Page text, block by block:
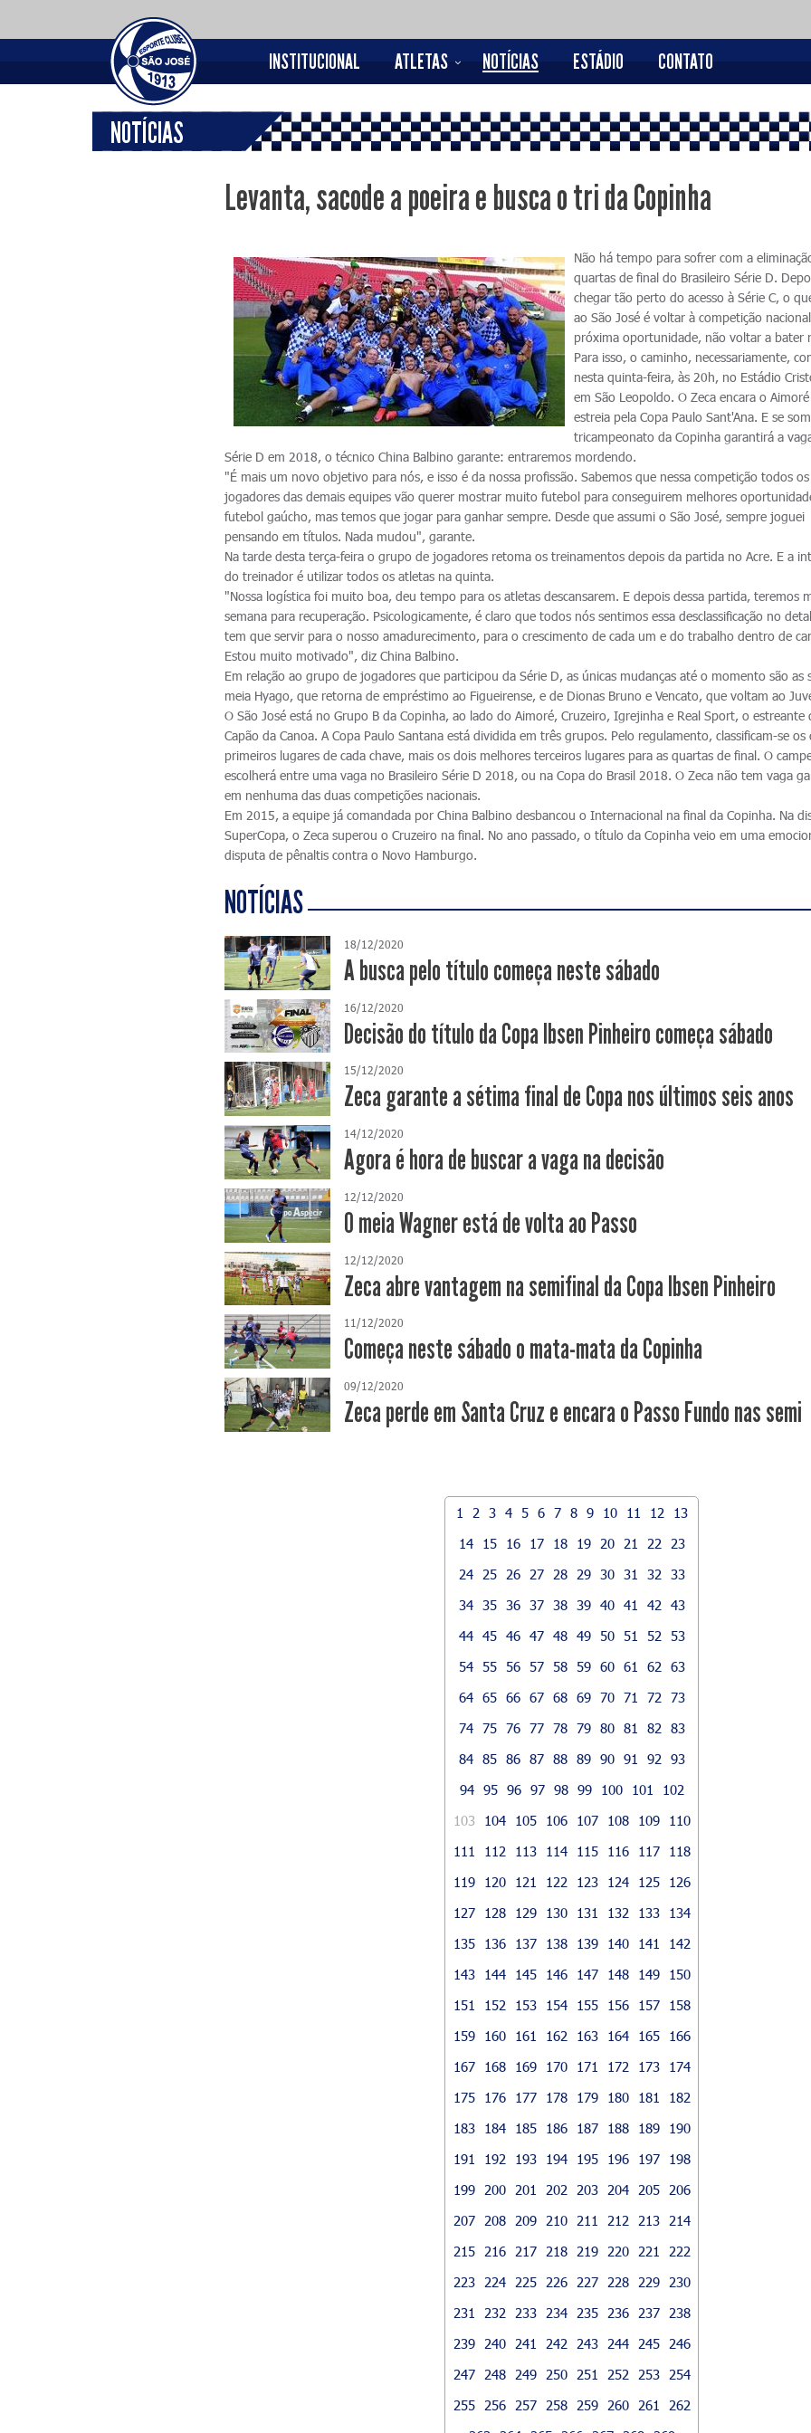
INSTITUCIONAL ATLETAS NOTÍCIAS ESTÁDIO CONTATO
NOTÍCIAS
Levanta, sacode a poeira e busca o tri da Copinha
Não há tempo para sofrer com a
quartas de final do Brasileiro Série D.
chegar tão perto do acesso à Série C, o
ao São José é voltar à competição
próxima oportunidade, não voltar a bater
Para isso, o caminho, necessariamente,
nesta quinta-feira, às 20h, no Estádio
em São Leopoldo. O Zeca encara o
estreia pela Copa Paulo Sant'Ana. E se
tricampeonato da Copinha garantirá a
Série D em 2018, o técnico China Balbino garante: entraremos mordendo.
"É mais um novo objetivo para nós, e isso é da nossa profissão. Sabemos que nessa competição todos os
jogadores das demais equipes vão querer mostrar muito futebol para conseguirem melhores
futebol gaúcho, mas temos que jogar para ganhar sempre. Desde que assumi o São José, sempre joguei
pensando em títulos. Nada mudou", garante.
Na tarde desta terça-feira o grupo de jogadores retoma os treinamentos depois da partida no Acre. E a
do treinador é utilizar todos os atletas na quinta.
"Nossa logística foi muito boa, deu tempo para os atletas descansarem. E depois dessa partida, teremos
semana para recuperação. Psicologicamente, é claro que todos nós sentimos essa desclassificação no
tem que servir para o nosso amadurecimento, para o crescimento de cada um e do trabalho dentro de
Estou muito motivado", diz China Balbino.
Em relação ao grupo de jogadores que participou da Série D, as únicas mudanças até o momento são as
meia Hyago, que retorna de empréstimo ao Figueirense, e de Dionas Bruno e Vencato, que voltam ao
O São José está no Grupo B da Copinha, ao lado do Aimoré, Cruzeiro, Igrejinha e Real Sport, o estreante
Capão da Canoa. A Copa Paulo Santana está dividida em três grupos. Pelo regulamento, classificam-se os
primeiros lugares de cada chave, mais os dois melhores terceiros lugares para as quartas de final. O
escolherá entre uma vaga no Brasileiro Série D 2018, ou na Copa do Brasil 2018. O Zeca não tem vaga
em nenhuma das duas competições nacionais.
Em 2015, a equipe já comandada por China Balbino desbancou o Internacional na final da Copinha. Na
SuperCopa, o Zeca superou o Cruzeiro na final. No ano passado, o título da Copinha veio em uma
disputa de pênaltis contra o Novo Hamburgo.
NOTÍCIAS
18/12/2020
A busca pelo título começa neste sábado
16/12/2020
Decisão do título da Copa Ibsen Pinheiro começa sábado
15/12/2020
Zeca garante a sétima final de Copa nos últimos seis anos
14/12/2020
Agora é hora de buscar a vaga na decisão
12/12/2020
O meia Wagner está de volta ao Passo
12/12/2020
Zeca abre vantagem na semifinal da Copa Ibsen Pinheiro
11/12/2020
Começa neste sábado o mata-mata da Copinha
09/12/2020
Zeca perde em Santa Cruz e encara o Passo Fundo nas semi
1 2 3 4 5 6 7 8 9 10 11 12
13
14
15 16 17 18 19 20 21 22
23
24
25 26 27 28 29 30 31 32
33
34 35 36 37 38 39 40 41 42
43
44 45 46 47 48 49 50 51 52
53
54 55 56 57 58 59 60 61 62
63
64 65 66 67 68 69 70 71 72
73
74 75 76 77 78 79 80 81 82
83
84 85 86 87 88 89 90 91 92
93
94 95 96 97 98 99 100 101
102
103
104 105 106 107 108 109
110
111
112 113 114 115 116 117
118
119
120 121 122 123 124 125
126
127
128 129 130 131 132 133
134
135
136 137 138 139 140 141
142
143
144 145 146 147 148 149
150
151
152 153 154 155 156 157
158
159
160 161 162 163 164 165
166
167
168 169 170 171 172 173
174
175
176 177 178 179 180 181
182
183
184 185 186 187 188 189
190
191
192 193 194 195 196 197
198
199
200 201 202 203 204 205
206
207
208 209 210 211 212 213
214
215
216 217 218 219 220 221
222
223
224 225 226 227 228 229
230
231
232 233 234 235 236 237
238
239
240 241 242 243 244 245
246
247
248 249 250 251 252 253
254
255
256 257 258 259 260 261
262